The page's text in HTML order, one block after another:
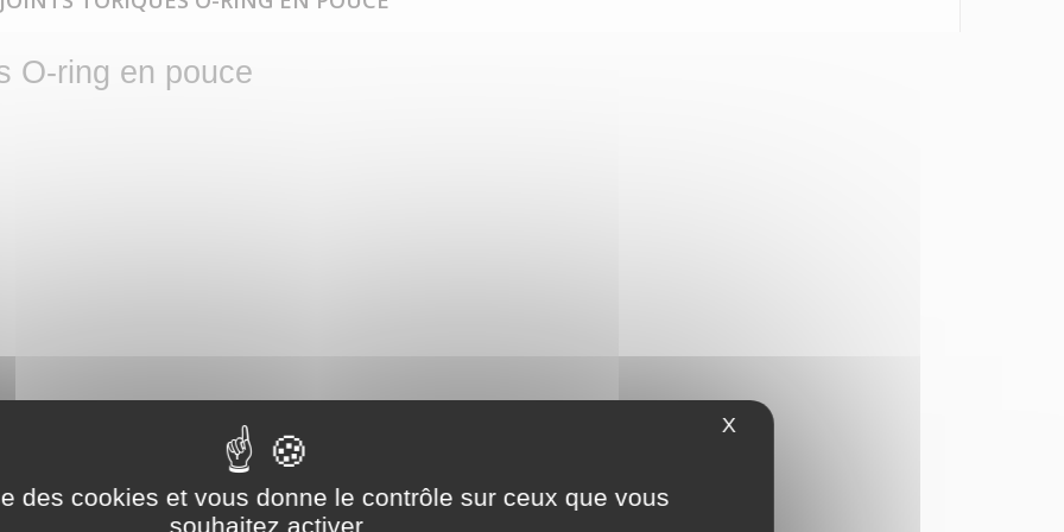
des cookies et vous donne le contrôle sur ceux que vous
souhaitez activer
X Masquer le bandeau des cookies
O-ring en pouce